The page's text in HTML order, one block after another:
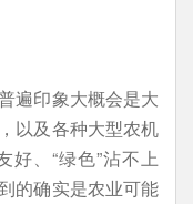
遍印象大概会是大
以及各种大型农机
、“绿色”沾不上
的确实是农业可能